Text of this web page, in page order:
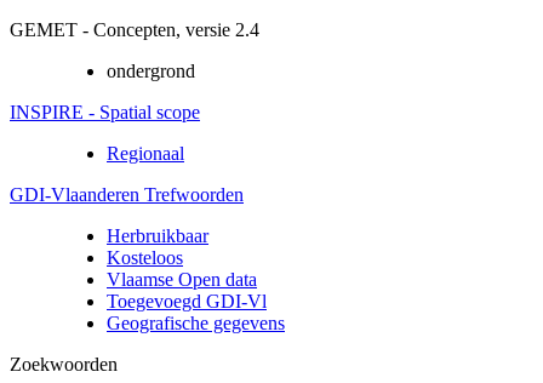
GEMET - Concepten, versie 2.4
ondergrond
INSPIRE - Spatial scope
Regionaal
GDI-Vlaanderen Trefwoorden
Herbruikbaar
Kosteloos
Vlaamse Open data
Toegevoegd GDI-Vl
Geografische gegevens
Zoekwoorden